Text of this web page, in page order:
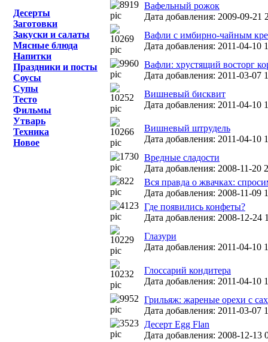
Десерты
Заготовки
Закуски и салаты
Мясные блюда
Напитки
Праздники и посты
Соусы
Супы
Тесто
Фильмы
Утварь
Техника
Новое
Вафельный рожок
Дата добавления: 2009-09-21
Вафли с имбирно-чайным
Дата добавления: 2011-04-10
Вафли: хрустящий восторг
Дата добавления: 2011-03-07
Вишневый бисквит
Дата добавления: 2011-04-10
Вишневый штрудель
Дата добавления: 2011-04-10
Вредные сладости
Дата добавления: 2008-11-20
Вся правда о жвачках:
Дата добавления: 2008-11-09
Где появились конфеты?
Дата добавления: 2008-12-24
Глазури
Дата добавления: 2011-04-10
Глоссарий кондитера
Дата добавления: 2011-04-10
Грильяж: жареные орехи с
Дата добавления: 2011-03-07
Десерт Egg Flan
Дата добавления: 2008-12-13